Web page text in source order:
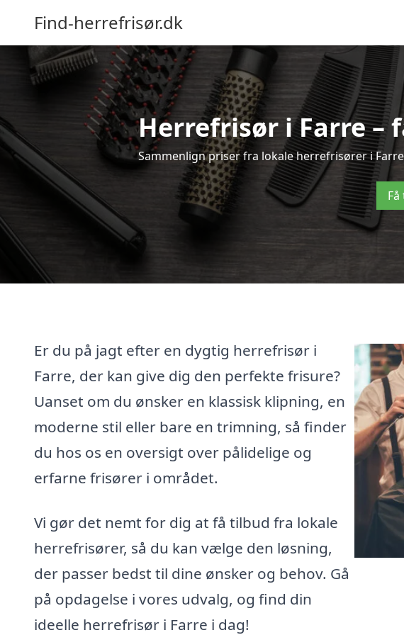
Find-herrefrisør.dk
Herrefrisør i Farre –
Sammenlign priser fra lokale herrefrisører i
Er du på jagt efter en dygtig herrefrisør i
Farre, der kan give dig den perfekte frisure?
Uanset om du ønsker en klassisk klipning, en
moderne stil eller bare en trimning, så finder
du hos os en oversigt over pålidelige og
erfarne frisører i området.
Vi gør det nemt for dig at få tilbud fra lokale
herrefrisører, så du kan vælge den løsning,
der passer bedst til dine ønsker og behov. Gå
på opdagelse i vores udvalg, og find din
ideelle herrefrisør i Farre i dag!